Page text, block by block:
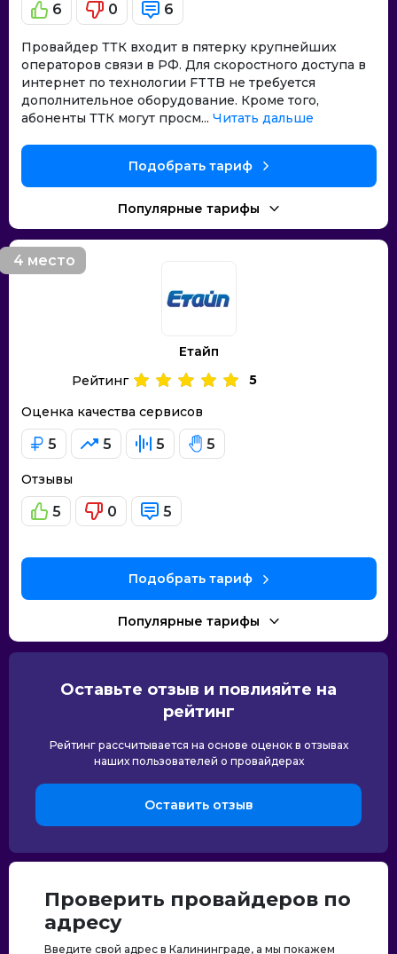
6 0 6
Провайдер ТТК входит в пятерку крупнейших
операторов связи в РФ. Для скоростного доступа в
интернет по технологии FTTB не требуется
дополнительное оборудование. Кроме того,
абоненты ТТК могут просм... Читать дальше
Подобрать тариф
Популярные тарифы
4 место
Етайп
Оценка качества сервисов
5 5 5 5
Отзывы
5 0 5
Рейтинг 5
Подобрать тариф
Популярные тарифы
Оставьте отзыв и повлияйте на
рейтинг
Рейтинг рассчитывается на основе оценок в отзывах
наших пользователей о провайдерах
Оставить отзыв
Проверить провайдеров по
адресу
Введите свой адрес в Калининграде, а мы покажем